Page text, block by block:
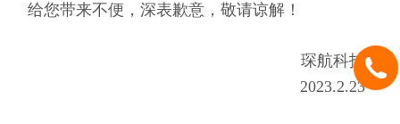
给您带来不便，深表歉意，敬请谅解！
琛航科技
2023.2.23